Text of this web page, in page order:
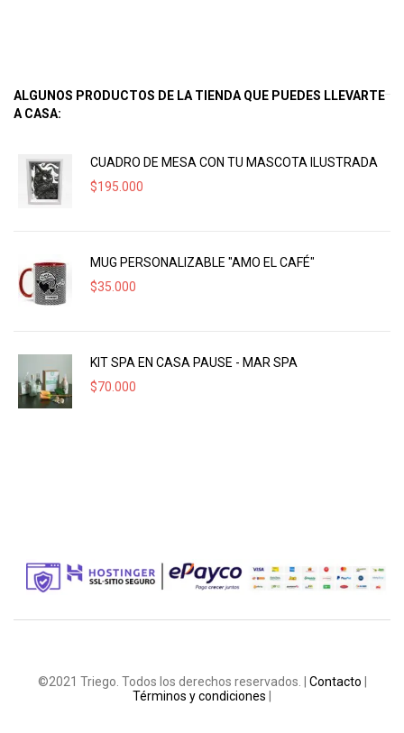
ALGUNOS PRODUCTOS DE LA TIENDA QUE PUEDES LLEVARTE
A CASA:
CUADRO DE MESA CON TU MASCOTA ILUSTRADA
$195.000
MUG PERSONALIZABLE "AMO EL CAFÉ"
$35.000
KIT SPA EN CASA PAUSE - MAR SPA
$70.000
©2021 Triego. Todos los derechos reservados. | Contacto
Términos y condiciones